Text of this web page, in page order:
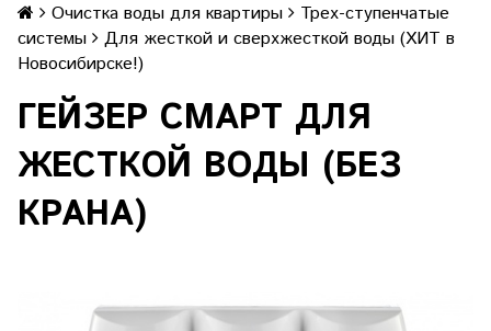
Очистка воды для квартиры
Трех-ступенчатые
системы
Для жесткой и сверхжесткой воды (ХИТ в
Новосибирске!)
ГЕЙЗЕР СМАРТ ДЛЯ
ЖЕСТКОЙ ВОДЫ (БЕЗ
КРАНА)